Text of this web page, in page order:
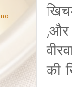
,और
की